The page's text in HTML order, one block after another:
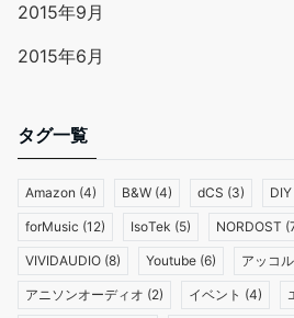
2015年9月
2015年6月
タグ一覧
Amazon (4) B&W (4) dCS (3) DIY
forMusic (12) IsoTek (5) NORDOST
VIVIDAUDIO (8) Youtube (6) アッコ
アニソンオーディオ (2) イベント (4)